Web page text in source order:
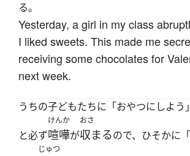
る。
Yesterday, a girl in my class
I liked sweets. This made me
receiving some chocolates for
next week.
うちの子どもたちに「おやつにしよう
と必ず
けんか
喧嘩が
おさ
収まるので、ひそかに「
じゅつ